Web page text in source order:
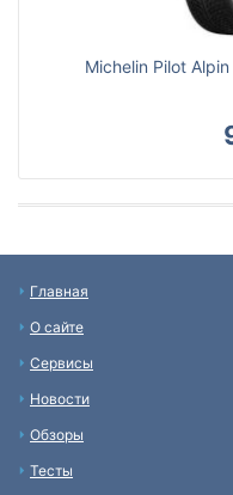
Michelin Pilot
Главная
О сайте
Сервисы
Новости
Обзоры
Тесты